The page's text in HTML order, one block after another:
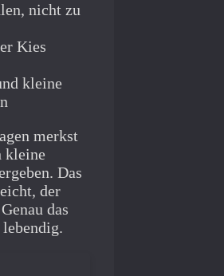
nicht zu
Kies
kleine
merkst
kleine
Das
der
das